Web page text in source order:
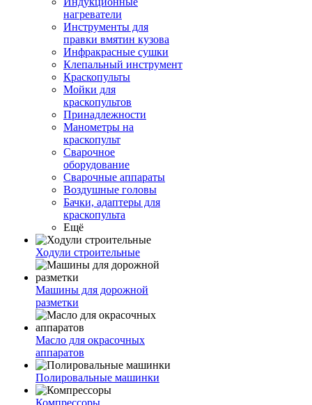
нагреватели
Инструменты для
правки вмятин кузова
Инфракрасные сушки
Клепальный инструмент
Краскопульты
Мойки для
краскопультов
Принадлежности
Манометры на
краскопульт
Сварочное
оборудование
Сварочные аппараты
Воздушные головы
Бачки, адаптеры для
краскопульта
Ещё
Ходули строительные
Машины для дорожной
разметки
Масло для окрасочных
аппаратов
Полировальные машинки
Компрессоры